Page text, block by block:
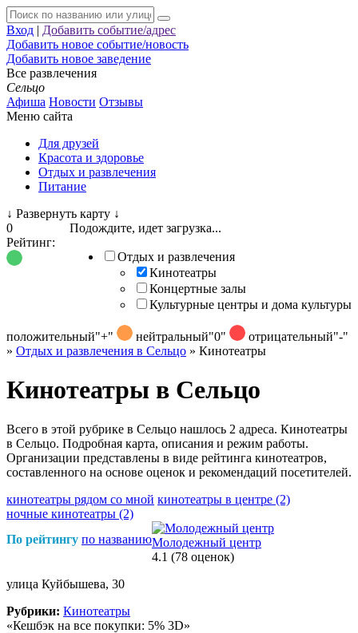
Вход | Добавить событие/адрес
Добавить новое событие/новость
Добавить новое заведение
Все развлечения
Сельцо
Афиша Новости Отзывы
Меню сайта
Для друзей
Красота и здоровье
Отдых и развлечения
Питание
↓ Развернуть карту ↓
Подождите, идет загрузка...
Отдых и развлечения
Кинотеатры
Концертные залы
Культурные центры и дома культуры
0
Рейтинг:
положительный"+" нейтральный"0" отрицательный"-"
» Отдых и развлечения в Сельцо » Кинотеатры
Кинотеатры в Сельцо
Всего в этой рубрике в Сельцо нашлось 2 адреса. Кинотеатры
в Сельцо. Подробная карта, описания и режим работы.
Организации представлены в виде рейтинга кинотеатров,
составленного на основе оценок и рекомендаций посетителей.
кинотеатры рядом со мной кинотеатры в центре (2)
ночные кинотеатры (2)
По рейтингу по названиюМолодежный центр
4.1 (78 оценок)
улица Куйбышева, 30
Рубрики: Кинотеатры
«Кешбэк на все покупки: 5% 3D»